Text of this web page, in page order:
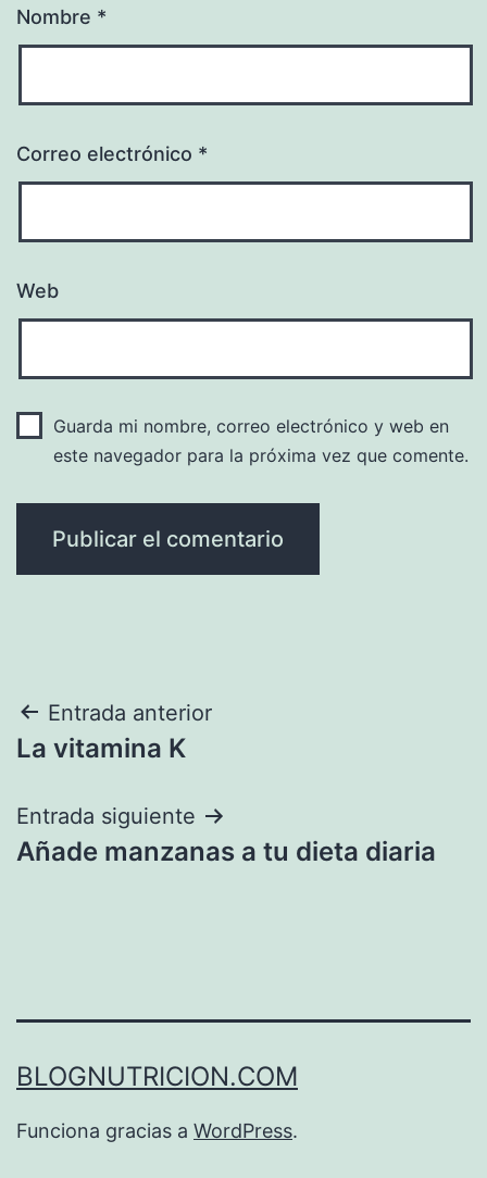
Nombre *
Correo electrónico *
Web
Guarda mi nombre, correo electrónico y web en
este navegador para la próxima vez que comente.
Navegación
de
entradas
Entrada anterior
La vitamina K
Entrada siguiente
Añade manzanas a tu dieta diaria
BLOGNUTRICION.COM
Funciona gracias a WordPress.